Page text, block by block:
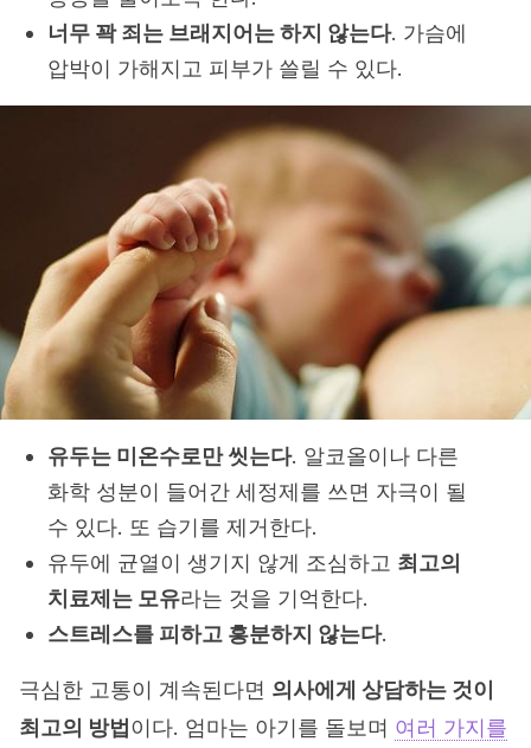
너무 꽉 죄는 브래지어는 하지 않는다. 가슴에
압박이 가해지고 피부가 쓸릴 수 있다.
유두는 미온수로만 씻는다. 알코올이나 다른
화학 성분이 들어간 세정제를 쓰면 자극이 될
수 있다. 또 습기를 제거한다.
유두에 균열이 생기지 않게 조심하고 최고의
치료제는 모유라는 것을 기억한다.
스트레스를 피하고 흥분하지 않는다.
극심한 고통이 계속된다면 의사에게 상담하는 것이
최고의 방법 이다. 엄마는 아기를 돌보며 여러 가지를